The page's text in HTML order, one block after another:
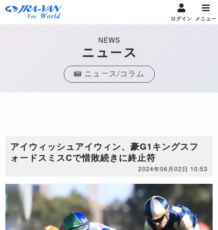
ログイン メニュー
NEWS
ニュース
ニュース/コラム
アイウィッシュアイウィン、豪G1キングスフ
ォードスミスCで惜敗続きに終止符
2024年06月02日 10:53